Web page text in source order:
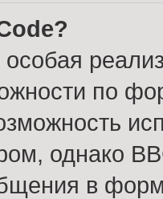
по
однако
в